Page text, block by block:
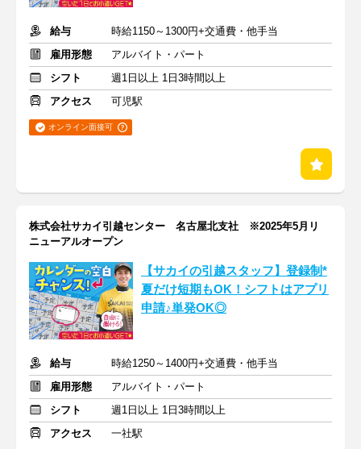
給与
時給1150～1300円+交通費・他手当
雇用形態
アルバイト・パート
シフト
週1日以上 1日3時間以上
アクセス
可児駅
オンライン面接可
株式会社サカイ引越センター 名古屋北支社 ※2025年5月リ
ニューアルオープン
【サカイの引越スタッフ】登録制*
夏だけ短期もOK！シフトはアプリ
申請♪単発OK◎
給与
時給1250～1400円+交通費・他手当
雇用形態
アルバイト・パート
シフト
週1日以上 1日3時間以上
アクセス
一社駅